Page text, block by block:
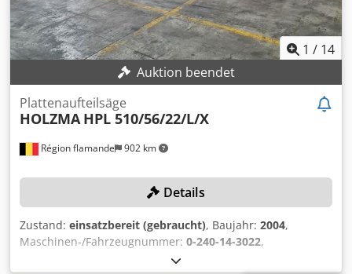
1 / 14
Auktion beendet
Région flamande 902 km
Plattenaufteilsäge
HOLZMA HPL 510/56/22/L/X
Details
Zustand: einsatzbereit (gebraucht), Baujahr: 2004,
Maschinen-/Fahrzeugnummer: 0-240-14-3022,
voll funktionsfähig